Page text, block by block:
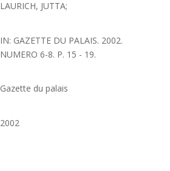
LAURICH, JUTTA;
IN: GAZETTE DU PALAIS. 2002.
NUMERO 6-8. P. 15 - 19.
Gazette du palais
2002